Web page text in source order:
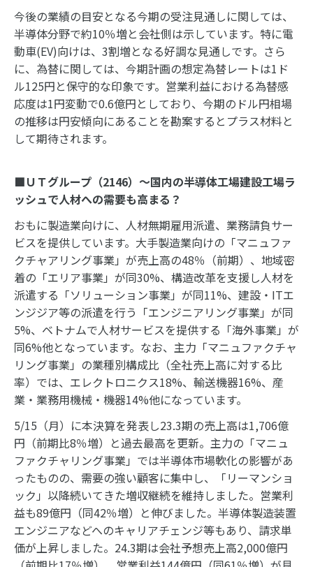
今後の業績の目安となる今期の受注見通しに関しては、
半導体分野で約10％増と会社側は示しています。特に電
動車(EV)向けは、3割増となる好調な見通しです。さら
に、為替に関しては、今期計画の想定為替レートは1ド
ル125円と保守的な印象です。営業利益における為替感
応度は1円変動で0.6億円としており、今期のドル円相場
の推移は円安傾向にあることを勘案するとプラス材料と
して期待されます。
■ＵＴグループ（2146）～国内の半導体工場建設工場ラ
ッシュで人材への需要も高まる？
おもに製造業向けに、人材無期雇用派遣、業務請負サー
ビスを提供しています。大手製造業向けの「マニュファ
クチャアリング事業」が売上高の48％（前期）、地域密
着の「エリア事業」が同30%、構造改革を支援し人材を
派遣する「ソリューション事業」が同11%、建設・ITエ
ンジジア等の派遣を行う「エンジニアリング事業」が同
5%、ベトナムで人材サービスを提供する「海外事業」が
同6%他となっています。なお、主力「マニュファクチャ
リング事業」の業種別構成比（全社売上高に対する比
率）では、エレクトロニクス18%、輸送機器16%、産
業・業務用機械・機器14%他になっています。
5/15（月）に本決算を発表し23.3期の売上高は1,706億
円（前期比8％増）と過去最高を更新。主力の「マニュ
ファクチャリング事業」では半導体市場軟化の影響があ
ったものの、需要の強い顧客に集中し、「リーマンショ
ック」以降続いてきた増収継続を維持しました。営業利
益も89億円（同42％増）と伸びました。半導体製造装置
エンジニアなどへのキャリアチェンジ等もあり、請求単
価が上昇しました。24.3期は会社予想売上高2,000億円